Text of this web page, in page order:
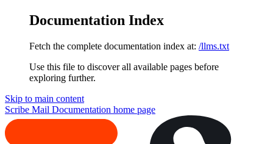
Documentation Index
Fetch the complete documentation index at: /llms.txt
Use this file to discover all available pages before
exploring further.
Skip to main content
Scribe Mail Documentation home page